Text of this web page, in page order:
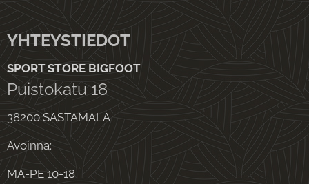
YHTEYSTIEDOT
SPORT STORE BIGFOOT
Puistokatu 18
38200 SASTAMALA
Avoinna:
MA-PE 10-18